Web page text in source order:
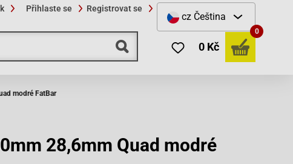
Přihlaste se Registrovat se
cz Čeština
0 Kč
0
modré FatBar
28,6mm Quad modré